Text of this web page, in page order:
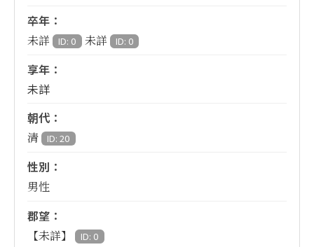
卒年：
未詳 ID: 0 未詳 ID: 0
享年：
未詳
朝代：
清 ID: 20
性別：
男性
郡望：
【未詳】 ID: 0